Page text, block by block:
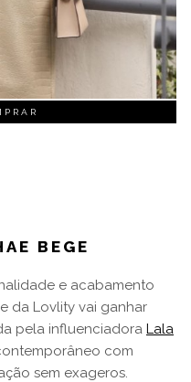
BEGE
e acabamento
da Lovlity vai ganhar
pela influenciadora Lala
com
sem exageros.